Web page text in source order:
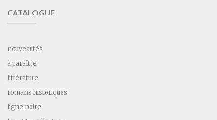
CATALOGUE
nouveautés
à paraître
littérature
romans historiques
ligne noire